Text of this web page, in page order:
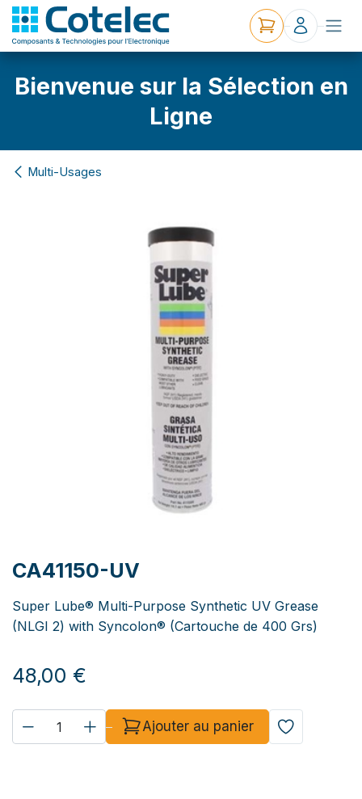
Bienvenue sur la Sélection en
Ligne
Multi-Usages
CA41150-UV
Super Lube® Multi-Purpose Synthetic UV Grease
(NLGI 2) with Syncolon® (Cartouche de 400 Grs)
48,00 €
Ajouter au panier